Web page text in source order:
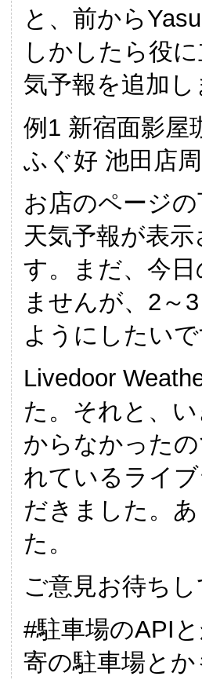
と、前から
しかしたら役
気予報を追加
例1 新宿面影屋
ふぐ好 池田店
お店のページ
天気予報が表
す。まだ、今
ませんが、2～
ようにしたい
Livedoor
た。それと、
からなかった
れているライ
だきました。
た。
ご意見お待ち
#駐車場のAPI
寄の駐車場と